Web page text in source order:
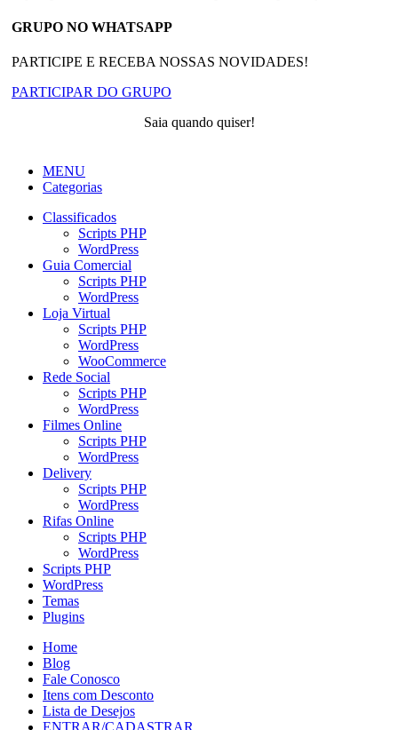
GRUPO NO WHATSAPP
PARTICIPE E RECEBA NOSSAS NOVIDADES!
PARTICIPAR DO GRUPO
Saia quando quiser!
MENU
Categorias
Classificados
Scripts PHP
WordPress
Guia Comercial
Scripts PHP
WordPress
Loja Virtual
Scripts PHP
WordPress
WooCommerce
Rede Social
Scripts PHP
WordPress
Filmes Online
Scripts PHP
WordPress
Delivery
Scripts PHP
WordPress
Rifas Online
Scripts PHP
WordPress
Scripts PHP
WordPress
Temas
Plugins
Home
Blog
Fale Conosco
Itens com Desconto
Lista de Desejos